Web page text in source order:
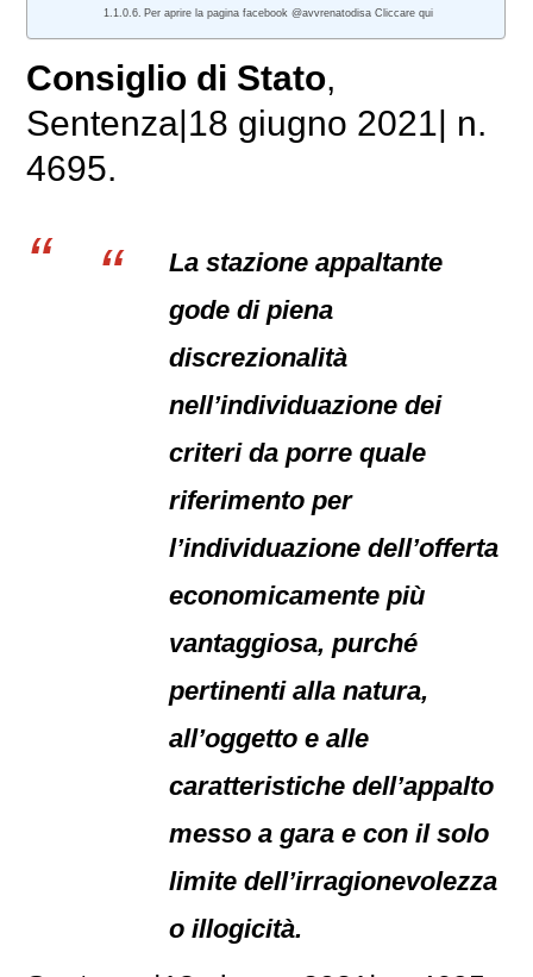
Per aprire la pagina facebook @avvrenatodisa Cliccare qui
Consiglio di Stato,
Sentenza|18 giugno 2021| n.
4695.
La stazione appaltante
gode di piena
discrezionalità
nell’individuazione dei
criteri da porre quale
riferimento per
l’individuazione dell’offerta
economicamente più
vantaggiosa, purché
pertinenti alla natura,
all’oggetto e alle
caratteristiche dell’appalto
messo a gara e con il solo
limite dell’irragionevolezza
o illogicità.